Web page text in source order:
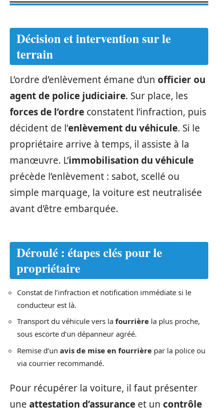
Décision et intervention sur le
terrain
L’ordre d’enlèvement émane d’un officier ou
agent de police judiciaire. Sur place, les
forces de l’ordre constatent l’infraction, puis
décident de l’enlèvement du véhicule. Si le
propriétaire arrive à temps, il assiste à la
manœuvre. L’immobilisation du véhicule
précède l’enlèvement : sabot, scellé ou
simple marquage, la voiture est neutralisée
avant d’être embarquée.
Déroulé : étapes clés pour le
propriétaire
Constat de l’infraction et notification immédiate si le
conducteur est là.
Transport du véhicule vers la fourrière la plus proche,
sous escorte d’un dépanneur agréé.
Remise d’un avis de mise en fourrière par la police ou
via courrier recommandé.
Pour récupérer la voiture, il faut présenter
une attestation d’assurance et un contrôle